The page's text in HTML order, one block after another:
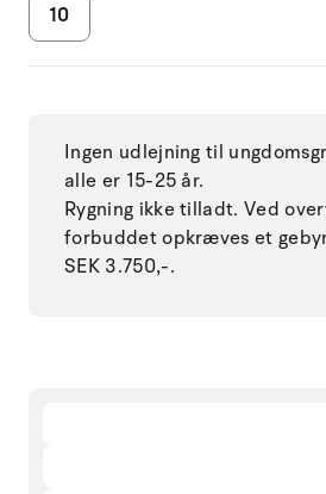
10
Ingen udlejning til
alle er 15-25 år.
Rygning ikke tilladt. Ved
forbuddet opkræves et
SEK 3.750,-.